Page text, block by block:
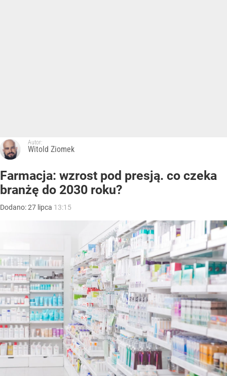
Autor:
Witold Ziomek
Farmacja: wzrost pod presją. co czeka
branżę do 2030 roku?
Dodano:27 lipca 13:15